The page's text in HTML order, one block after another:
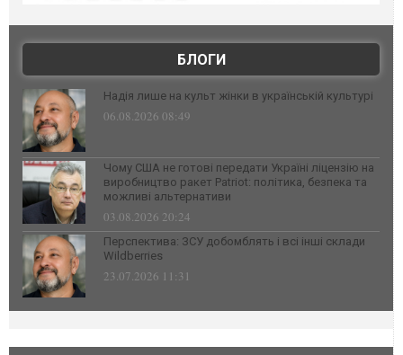
БЛОГИ
Надія лише на культ жінки в українській культурі
06.08.2026 08:49
Чому США не готові передати Україні ліцензію на
виробництво ракет Patriot: політика, безпека та
можливі альтернативи
03.08.2026 20:24
Перспектива: ЗСУ добомблять і всі інші склади
Wildberries
23.07.2026 11:31